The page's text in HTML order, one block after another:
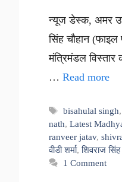
न्यूज डेस्क, अमर
सिंह चौहान
मंत्रिमंडल विस्तार
… Read more
Tags
bisahulal singh
nath, Latest
ranveer jatav,
वीडी शर्मा,शिवराज सिंह
1 Comment